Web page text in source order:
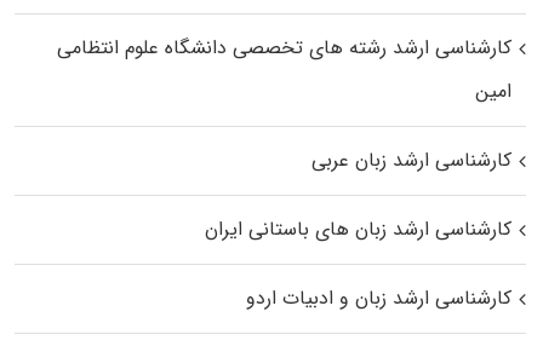
کارشناسی ارشد رﺷﺘﻪ ﻫﺎی تخصصی داﻧﺸﮕﺎه ﻋﻠﻮم انتظامی
اﻣﻴﻦ
کارشناسی ارشد زبان عربی
کارشناسی ارشد زبان‌ های باستانی ایران
کارشناسی ارشد زبان و ادبیات اردو